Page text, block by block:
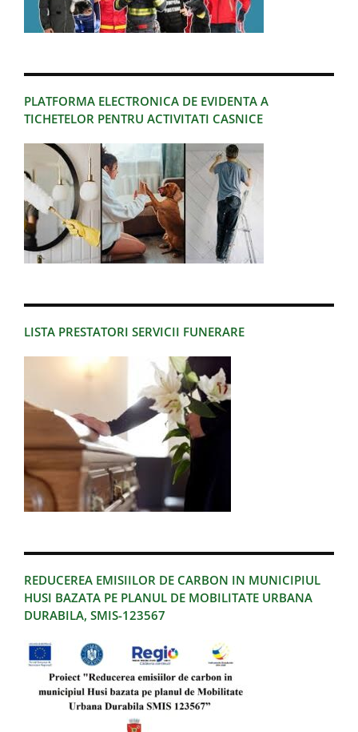
PLATFORMA ELECTRONICA DE EVIDENTA A
TICHETELOR PENTRU ACTIVITATI CASNICE
LISTA PRESTATORI SERVICII FUNERARE
REDUCEREA EMISIILOR DE CARBON IN MUNICIPIUL
HUSI BAZATA PE PLANUL DE MOBILITATE URBANA
DURABILA, SMIS-123567